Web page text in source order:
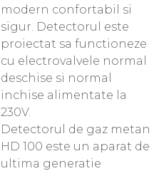
modern confortabil si
sigur. Detectorul este
proiectat sa functioneze
cu electrovalvele normal
deschise si normal
inchise alimentate la
230V.
Detectorul de gaz metan
HD 100 este un aparat de
ultima generatie